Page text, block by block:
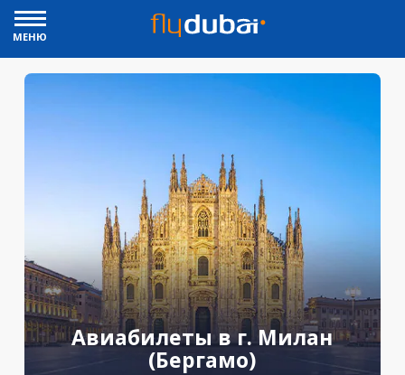
МЕНЮ
Авиабилеты в г. Милан
(Бергамо)